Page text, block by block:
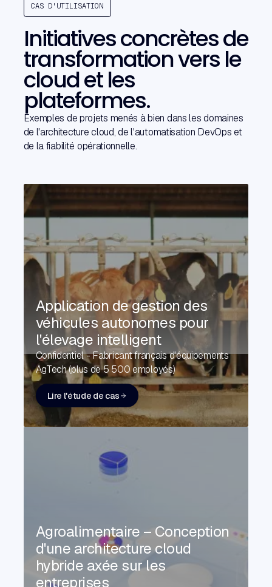
CAS D'UTILISATION
Initiatives concrètes de
transformation vers le
cloud et les
plateformes.
Exemples de projets menés à bien dans les domaines
de l'architecture cloud, de l'automatisation DevOps et
de la fiabilité opérationnelle.
Application de gestion des
véhicules autonomes pour
l'élevage intelligent
Confidentiel - Fabricant français d'équipements
AgTech (plus de 5 500 employés)
Lire l'étude de cas
Agroalimentaire – Conception
d'une architecture cloud
hybride axée sur les
entreprises